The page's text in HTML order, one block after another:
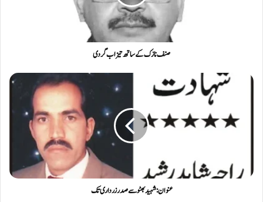
صنف نازک کے ساتھ تیزاب گردی
عنوان : شہید بھٹو سے صدر زرداری تک